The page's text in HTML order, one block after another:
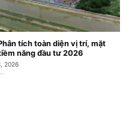
tích toàn diện vị trí, mặt
năng đầu tư 2026
2026